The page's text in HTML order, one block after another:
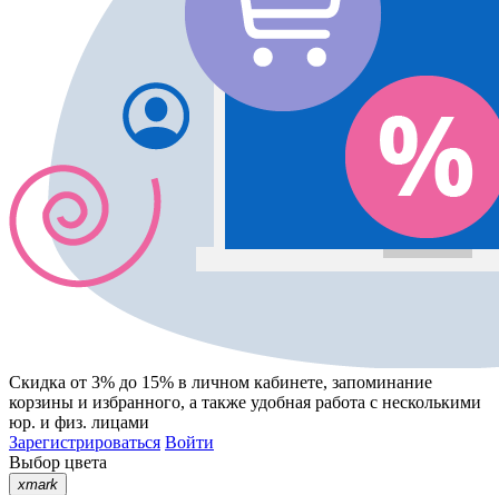
Скидка от 3% до 15% в личном кабинете, запоминание
корзины и избранного, а также удобная работа с несколькими
юр. и физ. лицами
Зарегистрироваться Войти
Выбор цвета
xmark